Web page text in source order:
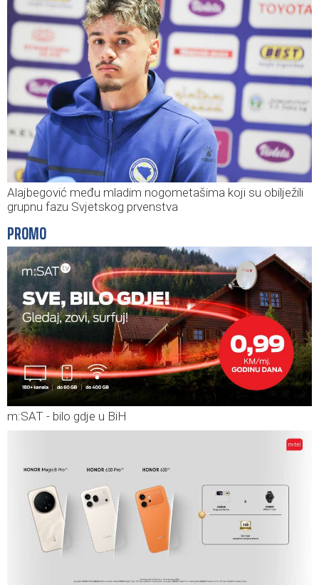
Alajbegović među mladim nogometašima koji su obilježili
grupnu fazu Svjetskog prvenstva
PROMO
m:SAT - bilo gdje u BiH